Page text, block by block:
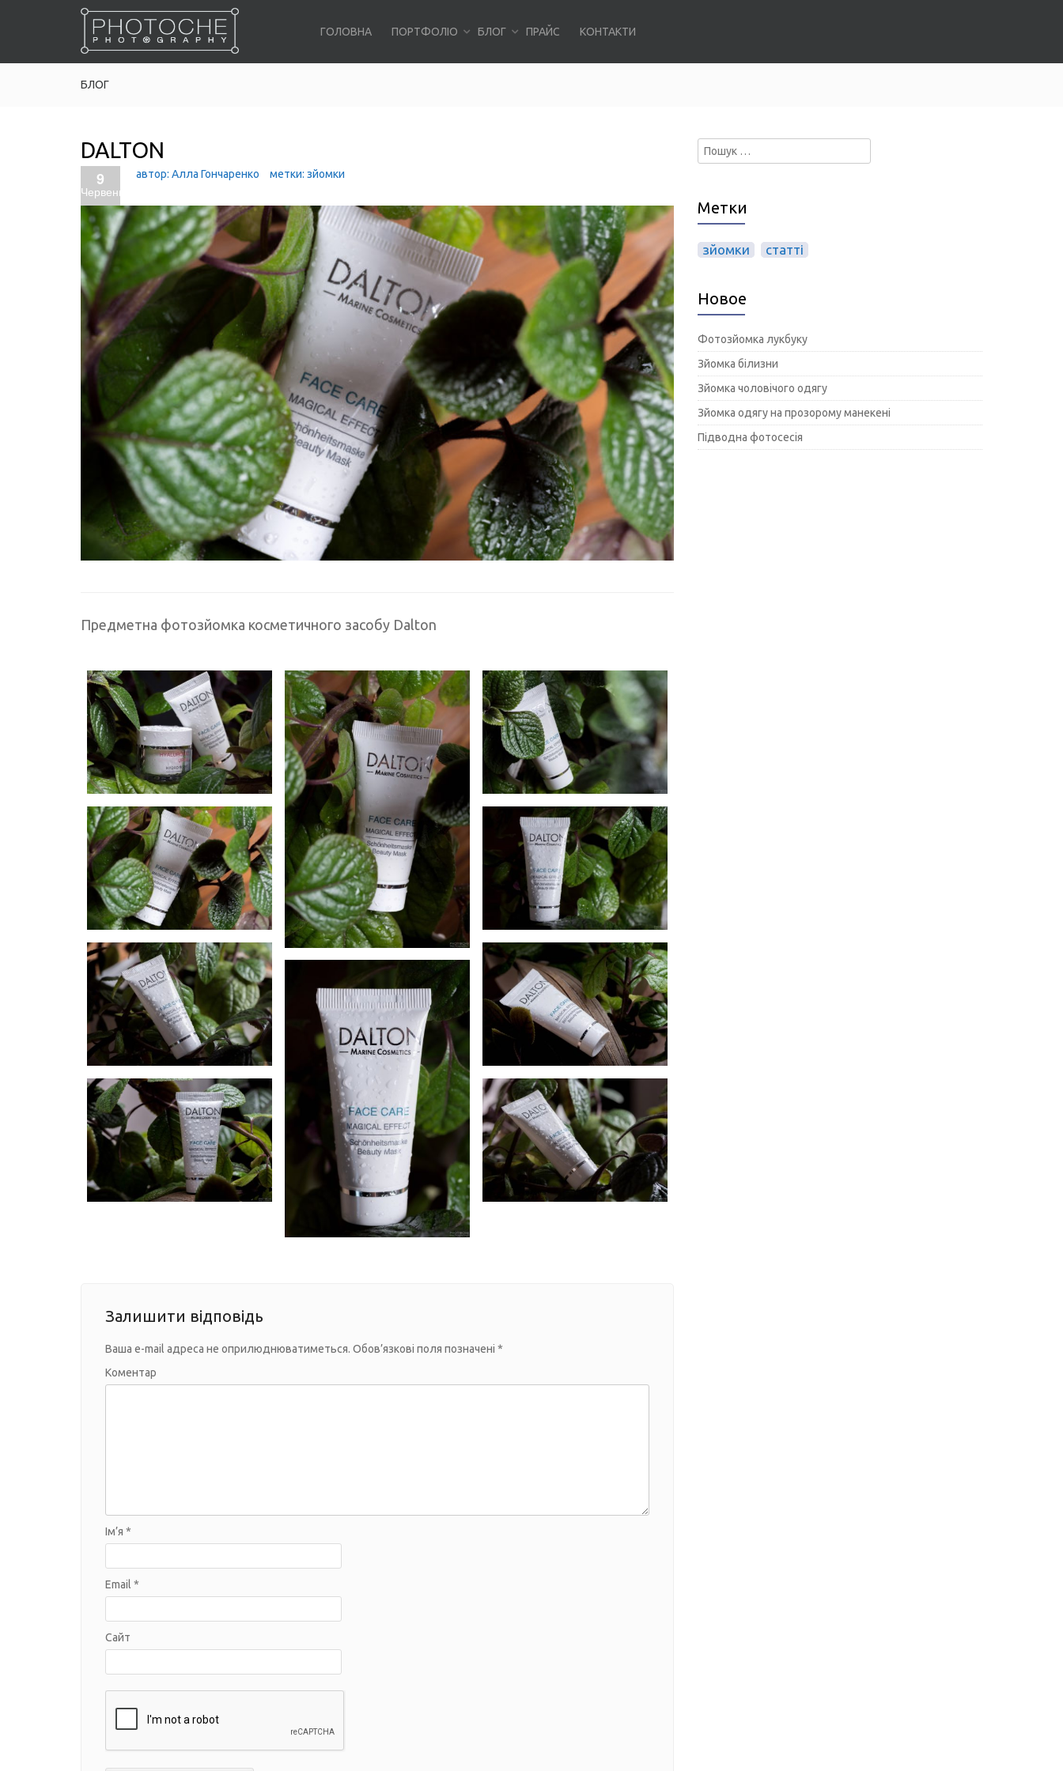
ГОЛОВНА ПОРТФОЛІО БЛОГ ПРАЙС КОНТАКТИ
БЛОГ
DALTON
9
Червень
автор: Алла Гончаренко метки: зйомки
Предметна фотозйомка косметичного засобу Dalton
Залишити відповідь
Ваша e-mail адреса не оприлюднюватиметься. Обов’язкові поля позначені *
Коментар
Ім’я *
Email *
Сайт
Пошук:
Метки
зйомки статті
Новое
Фотозйомка лукбуку
Зйомка білизни
Зйомка чоловічого одягу
Зйомка одягу на прозорому манекені
Підводна фотосесія